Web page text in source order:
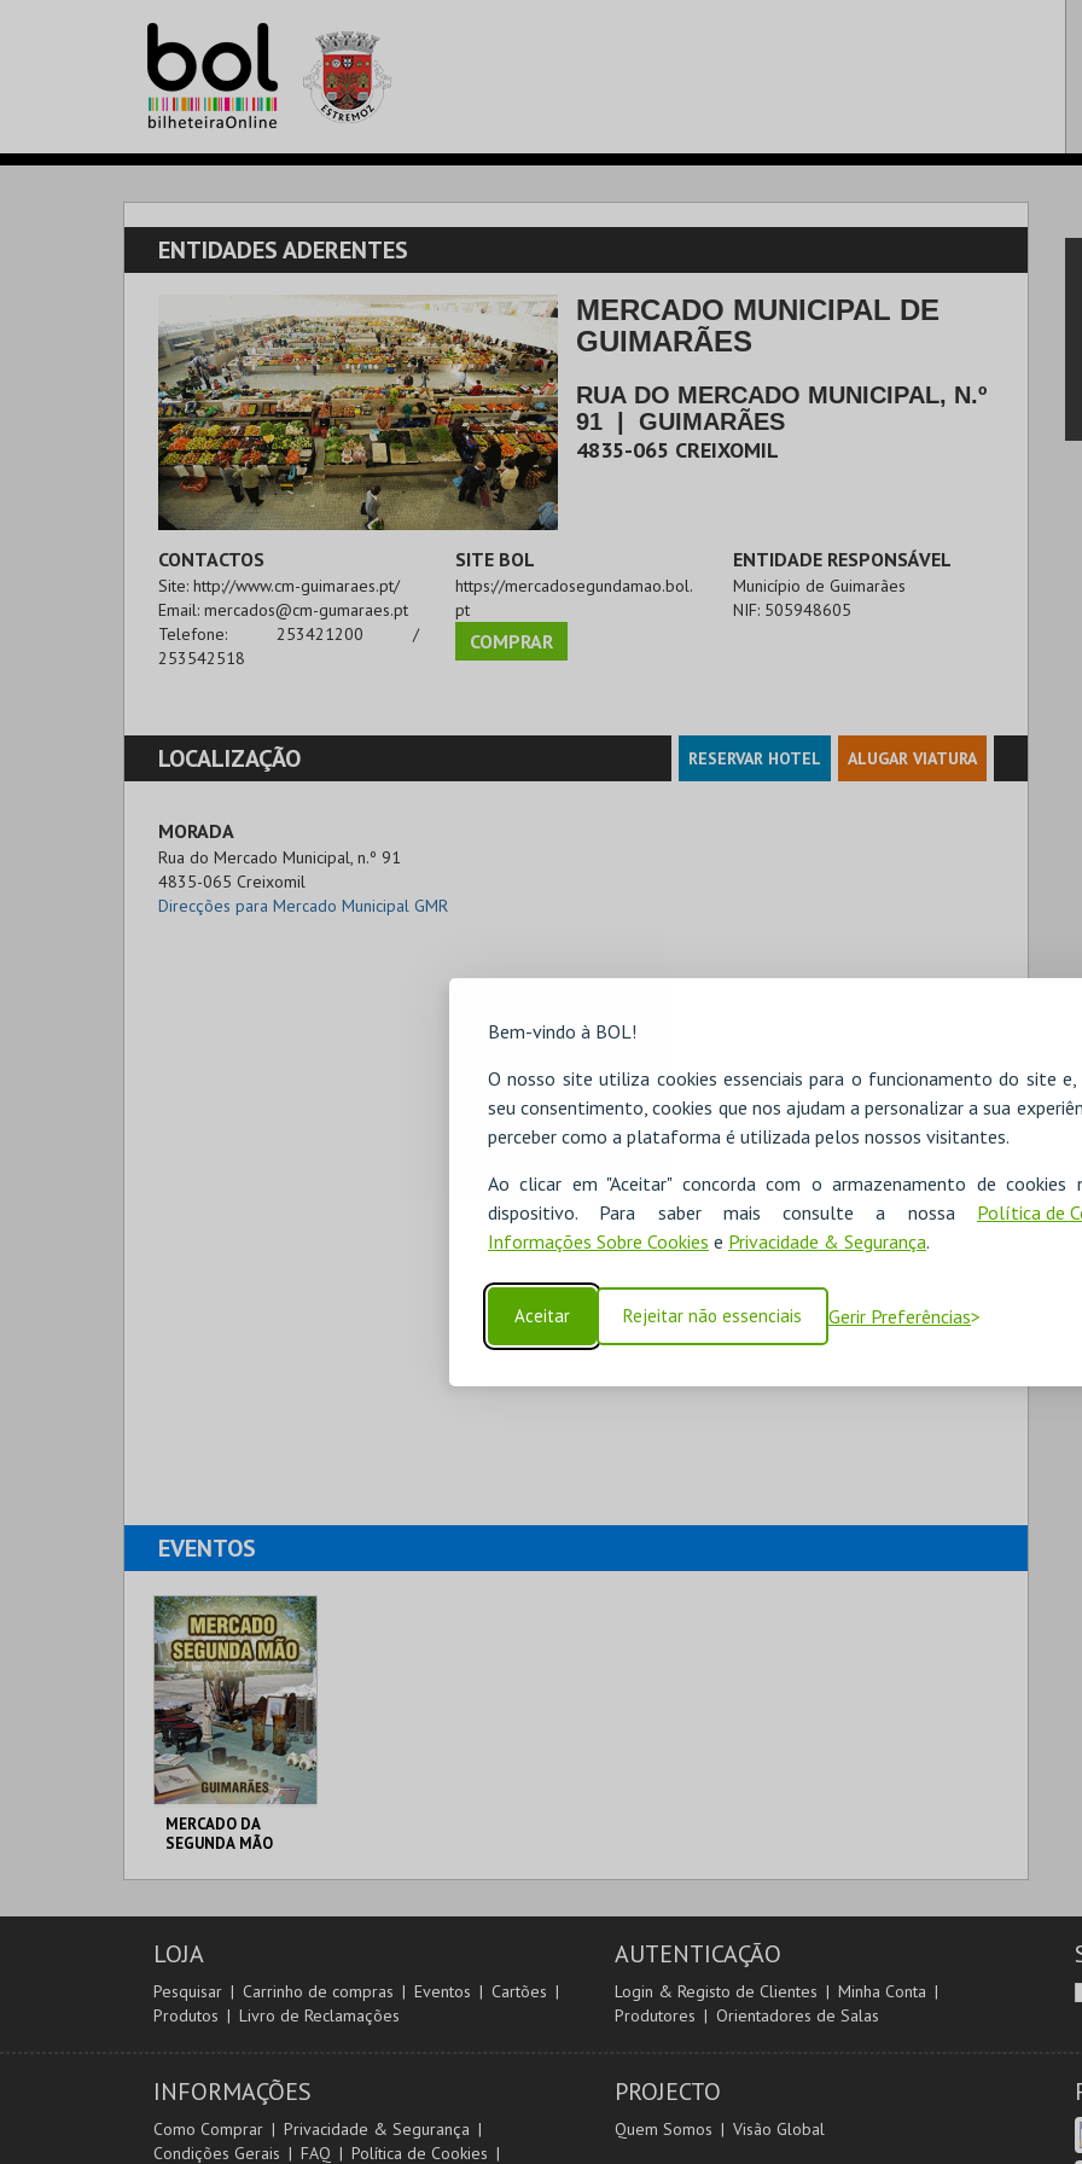
Bem-vindo à BOL!
O nosso site utiliza cookies essenciais para o funcionamento do site
seu consentimento, cookies que nos ajudam a personalizar a sua
perceber como a plataforma é utilizada pelos nossos visitantes.
Ao clicar em "Aceitar" concorda com o armazenamento de cookies
dispositivo. Para saber mais consulte a nossa Política de
Informações Sobre Cookies e Privacidade & Segurança.
Aceitar Rejeitar não essenciais Gerir Preferências
ENTIDADES ADERENTES
MERCADO MUNICIPAL DE
GUIMARÃES
RUA DO MERCADO MUNICIPAL, N.º
91
GUIMARÃES
4835-065 CREIXOMIL
CONTACTOS
Site: http://www.cm-guimaraes.pt/
Email: mercados@cm-gumaraes.pt
Telefone: 253421200 /
253542518
SITE BOL
https://mercadosegundamao.bol.
pt
COMPRAR
ENTIDADE RESPONSÁVEL
Município de Guimarães
NIF: 505948605
LOCALIZAÇÃO RESERVAR HOTEL ALUGAR VIATURA
MORADA
Rua do Mercado Municipal, n.º 91
4835-065 Creixomil
Direcções para Mercado Municipal GMR
EVENTOS
MERCADO DA
SEGUNDA MÃO
MUNICIPAL GMR
INSCREVER
LOJA
Pesquisar Carrinho de compras Eventos
Cartões
Produtos
Livro de Reclamações
AUTENTICAÇÃO
Login & Registo de Clientes
Minha Conta
Produtores
Orientadores de Salas
INFORMAÇÕES
Como Comprar
Privacidade & Segurança
Condições Gerais
FAQ Política de Cookies
PROJECTO
Quem Somos Visão Global